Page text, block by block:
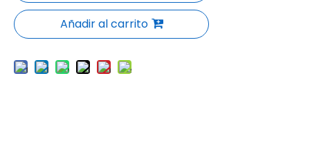
Añadir al carrito